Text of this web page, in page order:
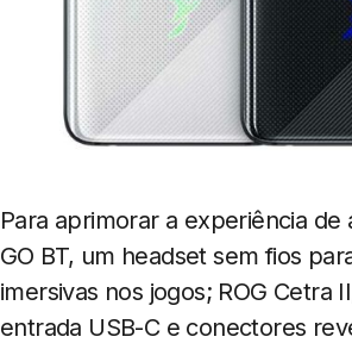
Para aprimorar a experiência de
GO BT, um headset sem fios
imersivas nos jogos; ROG Cetra
entrada USB-C e conectores